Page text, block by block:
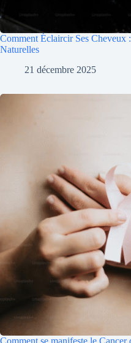
Comment Éclaircir Ses Cheveux
Naturelles
21 décembre 2025
Comment se manifeste le Cancer